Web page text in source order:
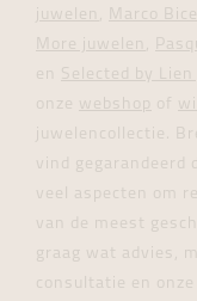
juwelen , Marco
More juwelen ,
en
Selected by Lien
onze
webshop of
juwelencollectie.
vind
veel aspecten om
van de meest
graag wat advies,
consultatie en